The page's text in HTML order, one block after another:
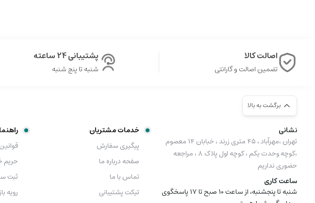
اصالت کالا
تضمین اصالت و گارانتی
پشتیبانی 24 ساعته
شنبه تا پنج شنبه
برگشت به بالا
نشانی
تهران ،مهرآباد ، ۴۵ متری زرند ، خبابان ۱۴ معصوم
،کوچه وحدت یکم ، کوچه اول پلاک ۸ ، مراجعه
حضوری نداریم
ساعت کاری
شنبه تا پنجشنبه، از ساعت 10 صبح تا 17 پاسخگوی
خدمات مشتریان
پیگیری سفارش
صفحه درباره ما
تماس با ما
تیکت پشتیبانی
ثبت
رویه